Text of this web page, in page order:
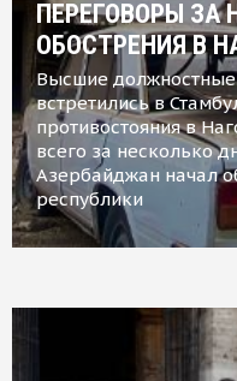
ПЕРЕГОВОРЫ ЗА
ОБОСТРЕНИЯ В
Высшие
встретились в
противостояния в
всего за несколько
Азербайджан начал
республики